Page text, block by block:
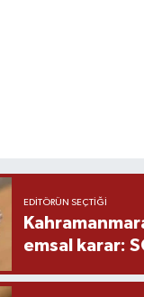
EDITÖRÜN SEÇTIĞI
emsal karar: